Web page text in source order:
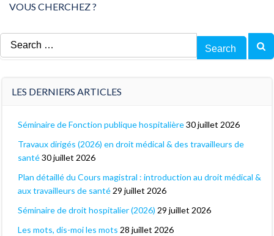
VOUS CHERCHEZ ?
Search
for:
LES DERNIERS ARTICLES
Séminaire de Fonction publique hospitalière30 juillet 2026
Travaux dirigés (2026) en droit médical & des travailleurs de
santé30 juillet 2026
Plan détaillé du Cours magistral : introduction au droit médical &
aux travailleurs de santé29 juillet 2026
Séminaire de droit hospitalier (2026) 29 juillet 2026
Les mots, dis-moi les mots 28 juillet 2026